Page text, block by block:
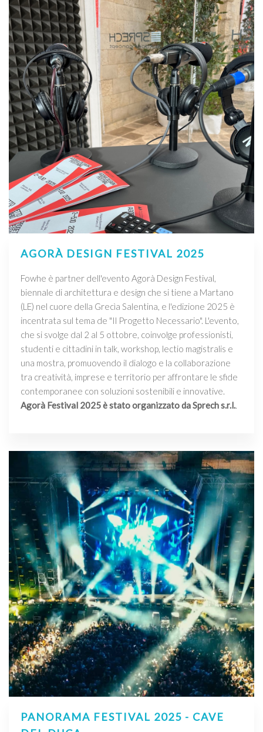
AGORÀ DESIGN FESTIVAL 2025
Fowhe è partner dell'evento Agorà Design Festival,
biennale di architettura e design che si tiene a Martano
(LE) nel cuore della Grecìa Salentina, e l'edizione 2025 è
incentrata sul tema de "Il Progetto Necessario". L'evento,
che si svolge dal 2 al 5 ottobre, coinvolge professionisti,
studenti e cittadini in talk, workshop, lectio magistralis e
una mostra, promuovendo il dialogo e la collaborazione
tra creatività, imprese e territorio per affrontare le sfide
contemporanee con soluzioni sostenibili e innovative.
Agorà Festival 2025 è stato organizzato da Sprech s.r.l..
PANORAMA FESTIVAL 2025 - CAVE